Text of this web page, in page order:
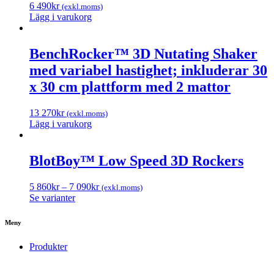
6 490kr (exkl.moms)
Lägg i varukorg
BenchRocker™ 3D Nutating Shaker
med variabel hastighet; inkluderar 30
x 30 cm plattform med 2 mattor
13 270kr (exkl.moms)
Lägg i varukorg
BlotBoy™ Low Speed ​​3D Rockers
5 860kr– 7 090kr (exkl.moms)
Se varianter
Meny
Produkter